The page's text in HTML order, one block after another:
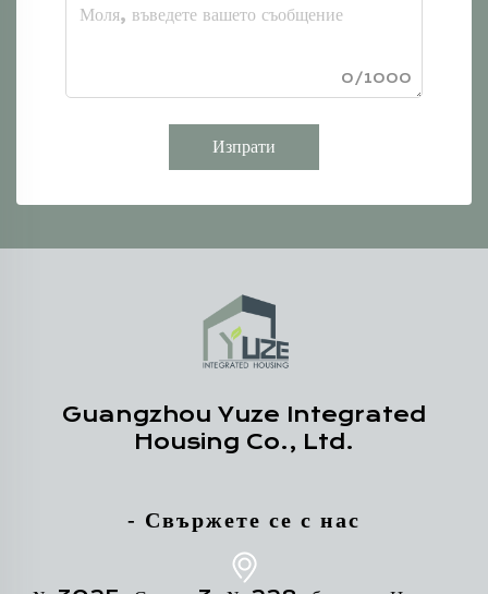
0/1000
Изпрати
Guangzhou Yuze Integrated
Housing Co., Ltd.
- Свържете се с нас